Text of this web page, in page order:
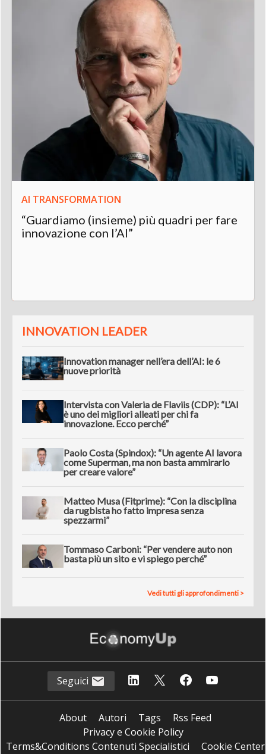
AI TRANSFORMATION
“Guardiamo (insieme) più quadri per fare
innovazione con l’AI”
INNOVATION LEADER
Innovation manager nell’era dell’AI: le 6
nuove priorità
Intervista con Valeria de Flaviis (CDP): “L’AI
è uno dei migliori alleati per chi fa
innovazione. Ecco perché”
Paolo Costa (Spindox): “Un agente AI lavora
come Superman, ma non basta ammirarlo
per creare valore”
Matteo Musa (Fitprime): “Con la disciplina
da rugbista ho fatto impresa senza
spezzarmi”
Tommaso Carboni: “Per vendere auto non
basta più un sito e vi spiego perché”
Vedi tutti gli approfondimenti >
Seguici
About Autori Tags
Rss Feed
Privacy e Cookie Policy
Terms&Conditions Contenuti Specialistici
Cookie Center